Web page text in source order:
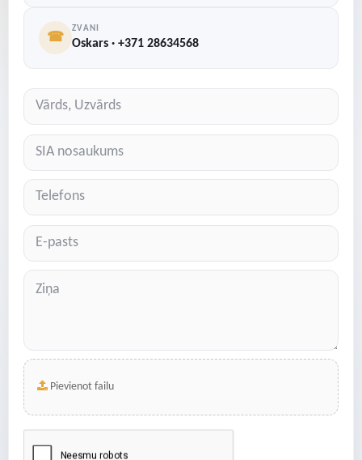
☎
ZVANI
Oskars · +371 28634568
Pievienot failu